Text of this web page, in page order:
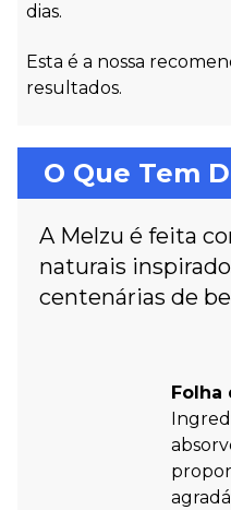
dias.
Esta é a nossa
resultados.
O Que Tem
A Melzu é feita
naturais
centenárias de
Folha